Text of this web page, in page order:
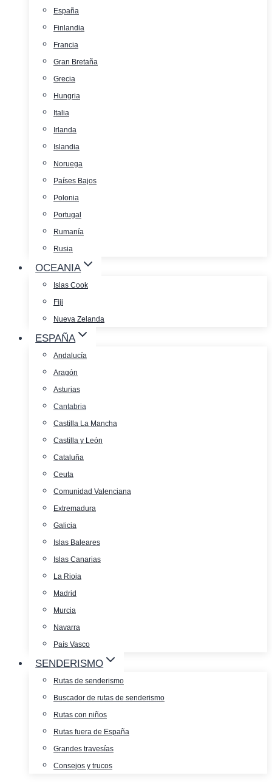
España
Finlandia
Francia
Gran Bretaña
Grecia
Hungria
Italia
Irlanda
Islandia
Noruega
Países Bajos
Polonia
Portugal
Rumanía
Rusia
OCEANIA
Islas Cook
Fiji
Nueva Zelanda
ESPAÑA
Andalucía
Aragón
Asturias
Cantabria
Castilla La Mancha
Castilla y León
Cataluña
Ceuta
Comunidad Valenciana
Extremadura
Galicia
Islas Baleares
Islas Canarias
La Rioja
Madrid
Murcia
Navarra
País Vasco
SENDERISMO
Rutas de senderismo
Buscador de rutas de senderismo
Rutas con niños
Rutas fuera de España
Grandes travesías
Consejos y trucos